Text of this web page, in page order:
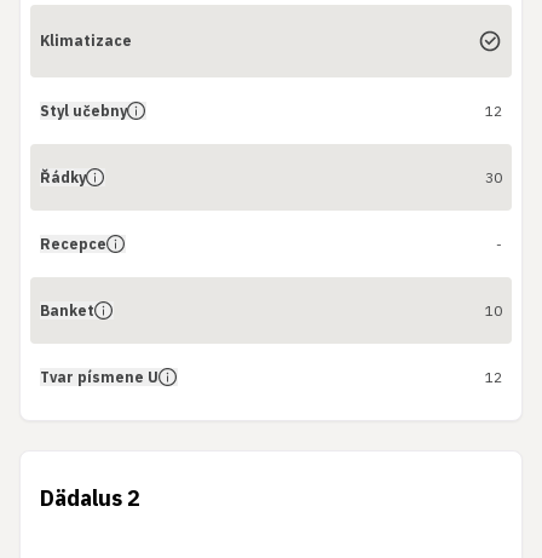
Klimatizace
Styl učebny 12
Řádky 30
Recepce -
Banket 10
Tvar písmene U 12
Dädalus 2